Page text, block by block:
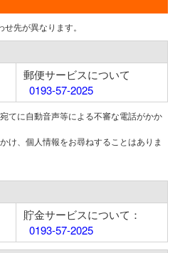
先が異なります。
郵便サービスについて
0193-57-2025
てに自動音声等による不審な電話がかか
け、個人情報をお尋ねすることはありま
貯金サービスについて：
0193-57-2025